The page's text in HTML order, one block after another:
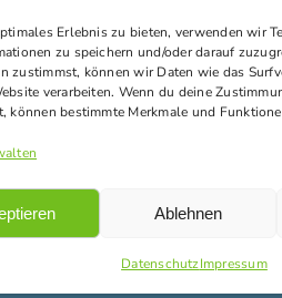
Erlebnis zu bieten, verwenden wir
zu speichern und/oder darauf
zustimmst, können wir Daten wie das
verarbeiten. Wenn du deine
können bestimmte Merkmale und
Ablehnen
DatenschutzImpressum